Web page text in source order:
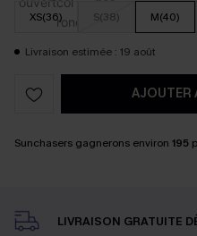
XS(36) S(38) M(40)
Livraison estimée : 19 août
AJOUTER
Sunchasers gagnerons environ 195
LIVRAISON GRATUITE